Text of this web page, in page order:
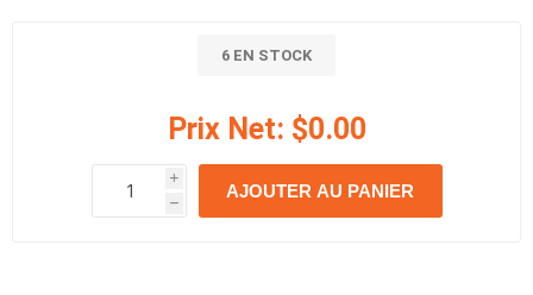
6 EN STOCK
Prix Net: $0.00
i
h
h
AJOUTER AU PANIER